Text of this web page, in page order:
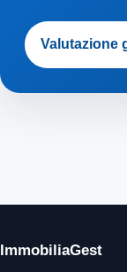
Valutazione
ImmobiliaGest